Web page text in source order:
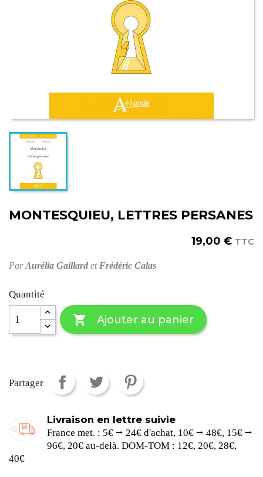
MONTESQUIEU, LETTRES PERSANES
19,00 € TTC
ParAurélia Gaillard et Frédéric Calas
Quantité
 Ajouter au panier
Partager
Livraison en lettre suivie
France met. : 5€ ⭢ 24€ d'achat, 10€ ⭢ 48€, 15€ ⭢
96€, 20€ au-delà. DOM-TOM : 12€, 20€, 28€,
40€